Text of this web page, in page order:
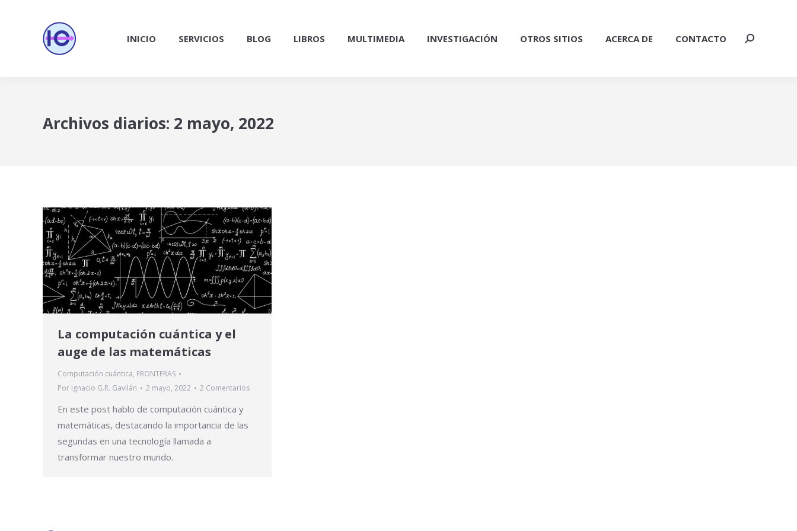
INICIO SERVICIOS BLOG LIBROS MULTIMEDIA INVESTIGACIÓN OTROS SITIOS ACERCA DE CONTACTO Buscar:
Archivos diarios: 2 mayo, 2022
La computación cuántica y el
auge de las matemáticas
Computación cuántica, FRONTERAS
Por Ignacio G.R. Gavilán 2 mayo, 2022 2 Comentarios
En este post hablo de computación cuántica y
matemáticas, destacando la importancia de las
segundas en una tecnología llamada a
transformar nuestro mundo.